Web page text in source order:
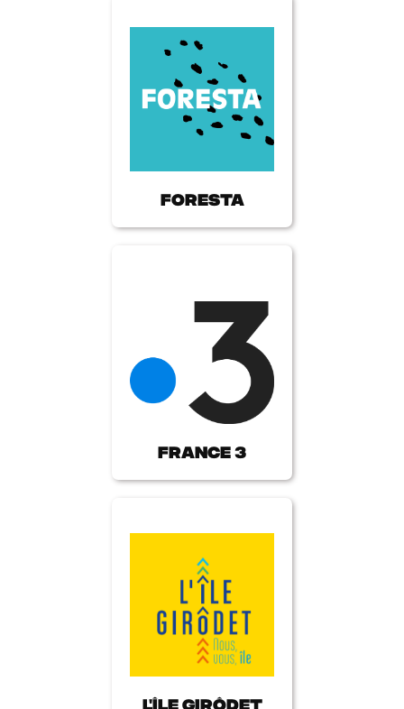
FORESTA
France 3
L'île girôdet